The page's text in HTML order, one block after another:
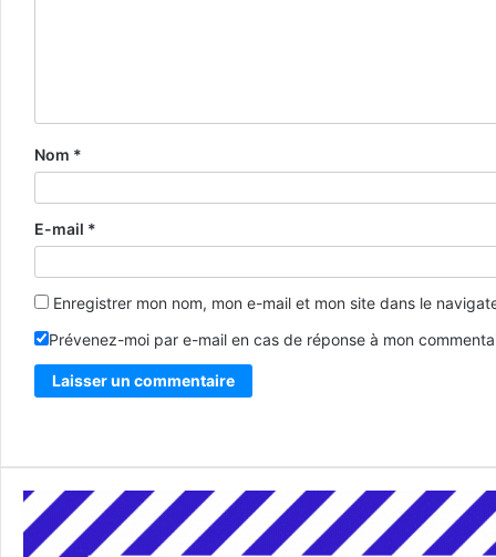
Nom *
E-mail *
Enregistrer mon nom, mon e-mail et mon site dans le
Prévenez-moi par e-mail en cas de réponse à mon